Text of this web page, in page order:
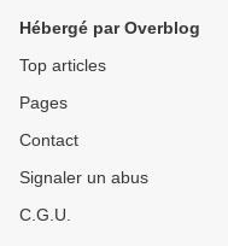
Hébergé par Overblog
Top articles
Pages
Contact
Signaler un abus
C.G.U.